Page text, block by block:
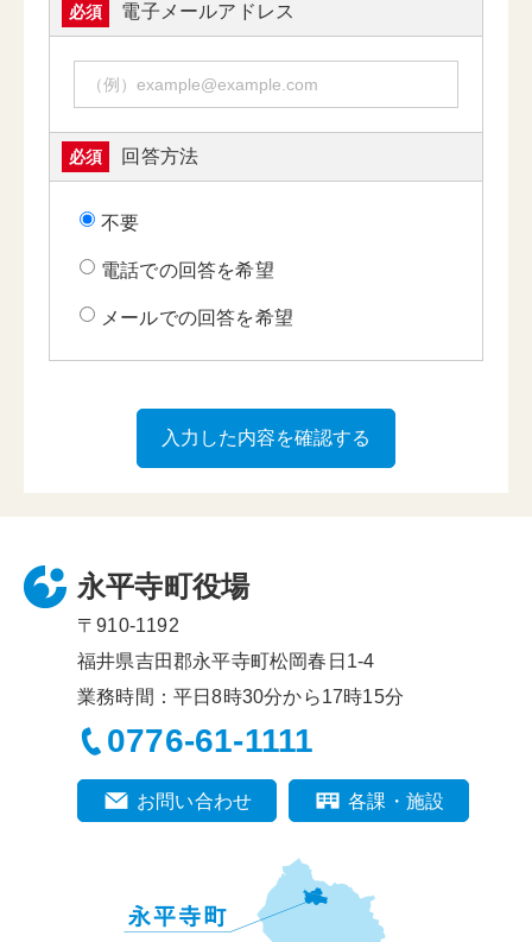
必須 電子メールアドレス
必須 回答方法
不要
電話での回答を希望
メールでの回答を希望
永平寺町役場
〒910-1192
福井県吉田郡永平寺町松岡春日1-4
業務時間：平日8時30分から17時15分
0776-61-1111
お問い合わせ 各課・施設